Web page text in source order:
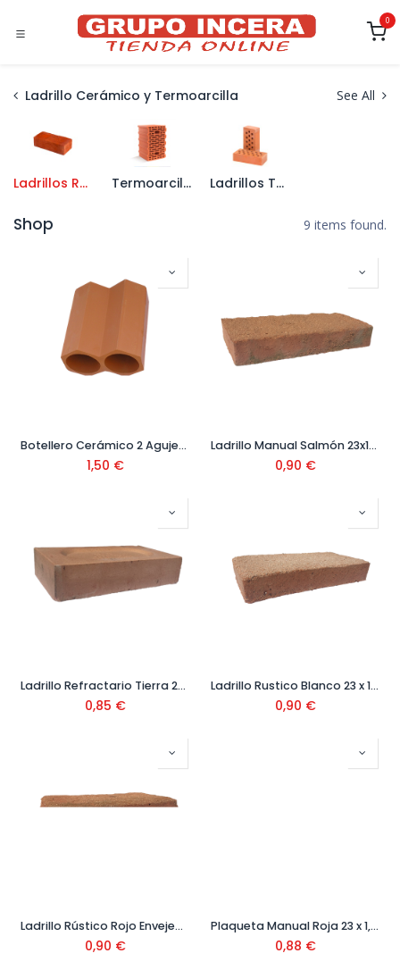
0
Ladrillo Cerámico y Termoarcilla See All
Ladrillos Rústicos y Macizos Termoarcilla y Piezas Especiales Ladrillos Tabiqueros
Shop 9 items found.
Botellero Cerámico 2 Agujeros Ceranor
1,50 €
Ladrillo Manual Salmón 23x11x3,7
0,90 €
Ladrillo Refractario Tierra 22x11x5
0,85 €
Ladrillo Rustico Blanco 23 x 11 x 3,7 cm
0,90 €
Ladrillo Rústico Rojo Envejecido
0,90 €
Plaqueta Manual Roja 23 x 1,5 x 3,7
0,88 €